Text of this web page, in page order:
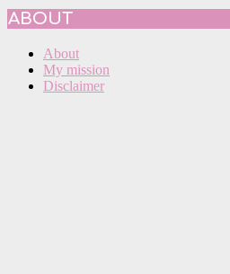
ABOUT
About
My mission
Disclaimer